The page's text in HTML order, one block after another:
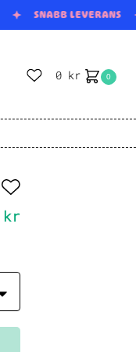
SNABB LEVERANS
0 kr 0
kr